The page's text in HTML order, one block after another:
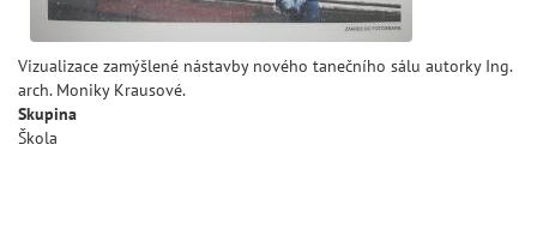
Vizualizace zamýšlené nástavby nového tanečního sálu autorky Ing.
arch. Moniky Krausové.
Skupina
Škola